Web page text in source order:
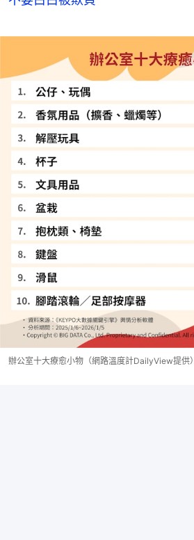
辦公室十大療愈小物（網路溫度計DailyView提供）